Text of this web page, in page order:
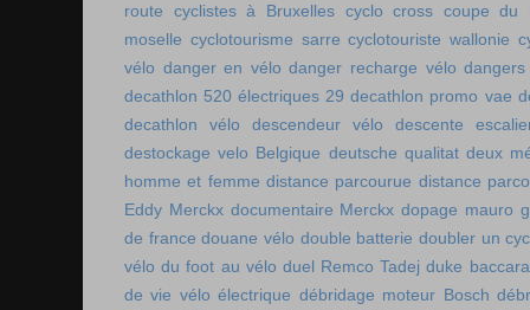
route
cyclistes à Bruxelles cyclo cross coupe du
moselle cyclotourisme sarre cyclotouriste wallonie
vélo danger en vélo danger recharge vélo
decathlon 520 électriques 29 decathlon promo vae
decathlon vélo
descendeur vélo
descente
destockage velo Belgique deutsche qualitat deux
homme et femme distance parcourue distance
Eddy Merckx documentaire Merckx dopage mauro
de france douane vélo double batterie doubler un
vélo du foot au vélo duel Remco Tadej duke baccara
de vie vélo électrique débridage moteur Bosch